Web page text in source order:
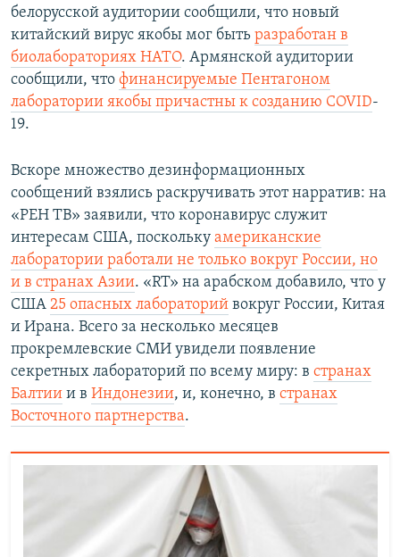
белорусской аудитории сообщили, что новый
китайский вирус якобы мог быть разработан в
биолабораториях НАТО. Армянской аудитории
сообщили, что финансируемые Пентагоном
лаборатории якобы причастны к созданию COVID-
19.
Вскоре множество дезинформационных
сообщений взялись раскручивать этот нарратив: на
«РЕН ТВ» заявили, что коронавирус служит
интересам США, поскольку американские
лаборатории работали не только вокруг России, но
и в странах Азии. «RT» на арабском добавило, что у
США 25 опасных лабораторий вокруг России, Китая
и Ирана. Всего за несколько месяцев
прокремлевские СМИ увидели появление
секретных лабораторий по всему миру: в странах
Балтии и в Индонезии, и, конечно, в странах
Восточного партнерства.